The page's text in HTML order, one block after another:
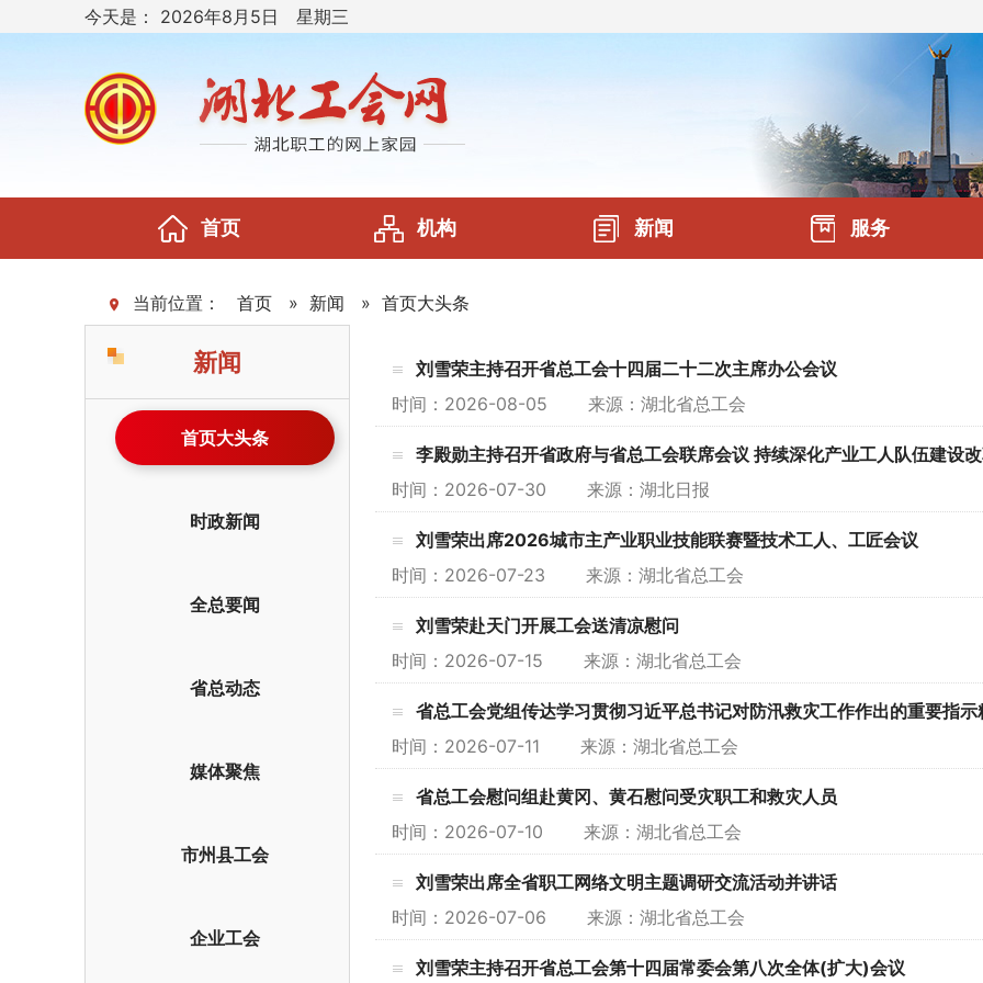
今天是： 2026年8月5日 星期三
首页 机构 新闻 服务
当前位置： 首页 » 新闻 » 首页大头条
新闻
首页大头条
时政新闻
全总要闻
省总动态
媒体聚焦
市州县工会
企业工会
刘雪荣主持召开省总工会十四届二十二次主席办公会议
时间：2026-08-05 来源： 湖北省总工会
李殿勋主持召开省政府与省总工会联席会议 持续深化产业工人队伍建设改革 为全省经济转型升级和高质
时间：2026-07-30 来源： 湖北日报
刘雪荣出席2026城市主产业职业技能联赛暨技术工人、工匠会议
时间：2026-07-23 来源： 湖北省总工会
刘雪荣赴天门开展工会送清凉慰问
时间：2026-07-15 来源： 湖北省总工会
省总工会党组传达学习贯彻习近平总书记对防汛救灾工作作出的重要指示
时间：2026-07-11 来源： 湖北省总工会
省总工会慰问组赴黄冈、黄石慰问受灾职工和救灾人员
时间：2026-07-10 来源： 湖北省总工会
刘雪荣出席全省职工网络文明主题调研交流活动并讲话
时间：2026-07-06 来源： 湖北省总工会
刘雪荣主持召开省总工会第十四届常委会第八次全体(扩大)会议